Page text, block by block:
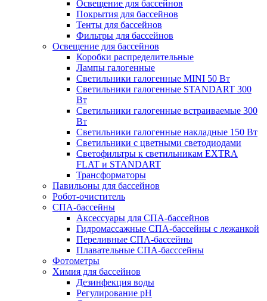
Освещение для бассейнов
Покрытия для бассейнов
Тенты для бассейнов
Фильтры для бассейнов
Освещение для бассейнов
Коробки распределительные
Лампы галогенные
Светильники галогенные MINI 50 Вт
Светильники галогенные STANDART 300
Вт
Светильники галогенные встраиваемые 300
Вт
Светильники галогенные накладные 150 Вт
Светильники с цветными светодиодами
Светофильтры к светильникам EXTRA
FLAT и STANDART
Трансформаторы
Павильоны для бассейнов
Робот-очиститель
СПА-бассейны
Аксессуары для СПА-бассейнов
Гидромассажные СПА-бассейны с лежанкой
Переливные СПА-бассейны
Плавательные СПА-басссейны
Фотометры
Химия для бассейнов
Дезинфекция воды
Регулирование pH